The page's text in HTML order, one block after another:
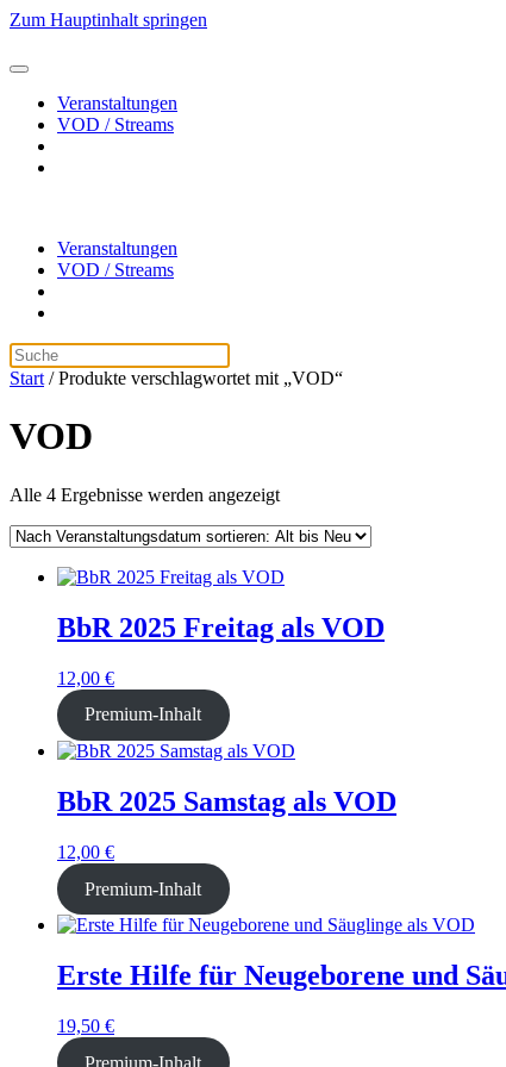
Zum Hauptinhalt springen
Veranstaltungen
VOD / Streams
Veranstaltungen
VOD / Streams
Start / Produkte verschlagwortet mit „VOD“
VOD
Alle 4 Ergebnisse werden angezeigt
BbR 2025 Freitag als VOD
12,00 €
Premium-Inhalt
BbR 2025 Samstag als VOD
12,00 €
Premium-Inhalt
Erste Hilfe für Neugeborene und
19,50 €
Premium-Inhalt